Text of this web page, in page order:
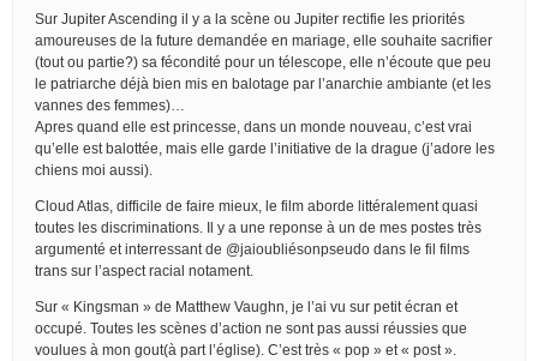
Sur Jupiter Ascending il y a la scène ou Jupiter rectifie les priorités
amoureuses de la future demandée en mariage, elle souhaite sacrifier
(tout ou partie?) sa fécondité pour un télescope, elle n’écoute que peu
le patriarche déjà bien mis en balotage par l’anarchie ambiante (et les
vannes des femmes)…
Apres quand elle est princesse, dans un monde nouveau, c’est vrai
qu’elle est balottée, mais elle garde l’initiative de la drague (j’adore les
chiens moi aussi).
Cloud Atlas, difficile de faire mieux, le film aborde littéralement quasi
toutes les discriminations. Il y a une reponse à un de mes postes très
argumenté et interressant de @jaioubliésonpseudo dans le fil films
trans sur l’aspect racial notament.
Sur « Kingsman » de Matthew Vaughn, je l’ai vu sur petit écran et
occupé. Toutes les scènes d’action ne sont pas aussi réussies que
voulues à mon gout(à part l’église). C’est très « pop » et « post ».